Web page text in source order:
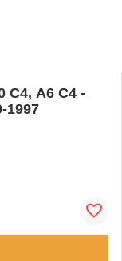
С4, А6 С4 -
1997